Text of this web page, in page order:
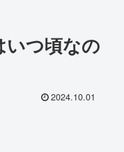
いつ頃なの
2024.10.01